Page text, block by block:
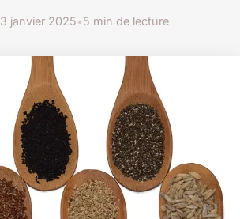
3 janvier 2025•5 min de lecture